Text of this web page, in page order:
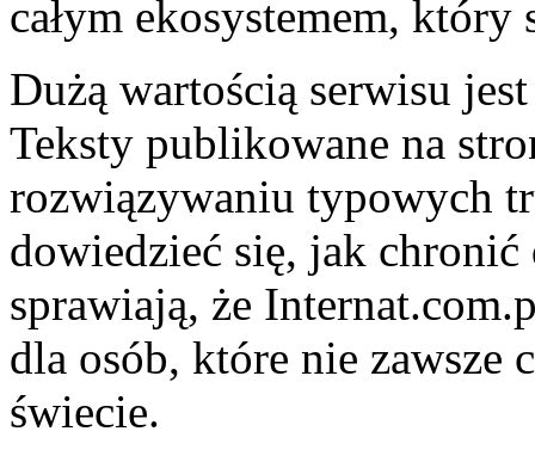
całym ekosystemem, który
Dużą wartością serwisu
Teksty publikowane na
rozwiązywaniu typowych
dowiedzieć się, jak chronić
sprawiają, że
dla osób, które nie zawsze
świecie.